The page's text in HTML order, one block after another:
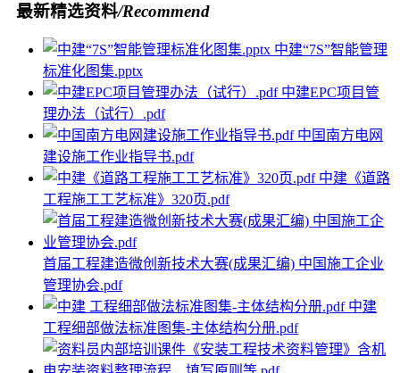
最新精选资料/Recommend
中建“7S”智能管理
标准化图集.pptx
中建EPC项目管
理办法（试行）.pdf
中国南方电网
建设施工作业指导书.pdf
中建《道路
工程施工工艺标准》320页.pdf
首届工程建造微创新技术大赛(成果汇编) 中国施工企业
管理协会.pdf
中建
工程细部做法标准图集-主体结构分册.pdf